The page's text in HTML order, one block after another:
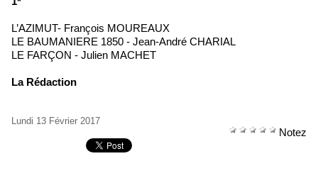
L’AZIMUT- François MOUREAUX
LE BAUMANIERE 1850 - Jean-André CHARIAL
LE FARÇON - Julien MACHET
La Rédaction
Lundi 13 Février 2017
Notez